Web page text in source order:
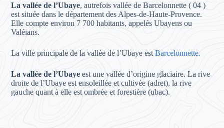
La vallée de l’Ubaye, autrefois vallée de Barcelonnette ( 04 )
est située dans le département des Alpes-de-Haute-Provence.
Elle compte environ 7 700 habitants, appelés Ubayens ou
Valéians.
La ville principale de la vallée de l’Ubaye estBarcelonnette.
La vallée de l’Ubaye est une vallée d’origine glaciaire. La rive
droite de l’Ubaye est ensoleillée et cultivée (adret), la rive
gauche quant à elle est ombrée et forestière (ubac).